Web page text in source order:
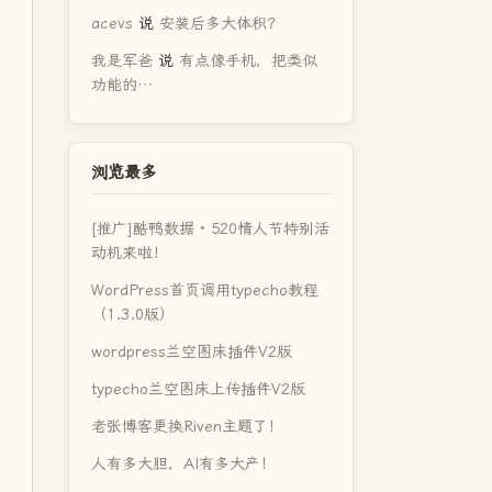
acevs 说 安装后多大体积？
我是军爸 说 有点像手机，把类似
功能的…
浏览最多
[推广]酷鸭数据 · 520情人节特别活
动机来啦！
WordPress首页调用typecho教程
（1.3.0版）
wordpress兰空图床插件V2版
typecho兰空图床上传插件V2版
老张博客更换Riven主题了！
人有多大胆，AI有多大产！